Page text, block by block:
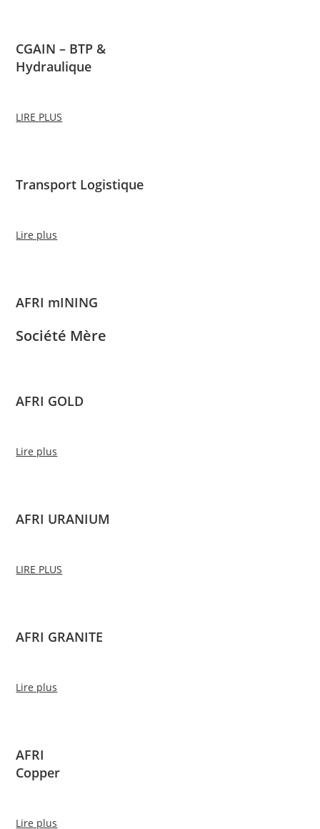
CGAIN – BTP &
Hydraulique
LIRE PLUS
Transport Logistique
Lire plus
AFRI mINING
Société Mère
AFRI GOLD
Lire plus
AFRI URANIUM
LIRE PLUS
AFRI GRANITE
Lire plus
AFRI
Copper
Lire plus